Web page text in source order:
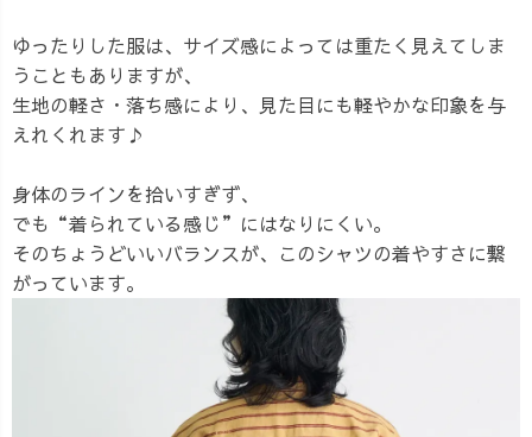
ゆったりした服は、サイズ感によっては重たく見えてしま
うこともありますが、
生地の軽さ・落ち感により、見た目にも軽やかな印象を与
えれくれます♪
身体のラインを拾いすぎず、
でも“着られている感じ”にはなりにくい。
そのちょうどいいバランスが、このシャツの着やすさに繋
がっています。